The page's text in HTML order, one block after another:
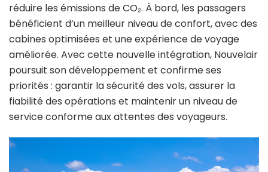
réduire les émissions de CO₂. À bord, les passagers
bénéficient d’un meilleur niveau de confort, avec des
cabines optimisées et une expérience de voyage
améliorée. Avec cette nouvelle intégration, Nouvelair
poursuit son développement et confirme ses
priorités : garantir la sécurité des vols, assurer la
fiabilité des opérations et maintenir un niveau de
service conforme aux attentes des voyageurs.